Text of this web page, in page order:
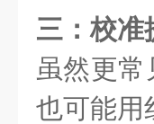
三：校准
虽然更
也可能用